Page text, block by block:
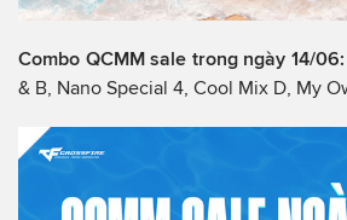
Combo QCMM sale trong ngày 14/06:
& B, Nano Special 4, Cool Mix D, My